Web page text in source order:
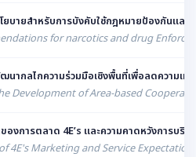
ยบายสำหรับการบังคับใช้กฎหมายป้องกันและ
for narcotics and drug
นากลไกความร่วมมือเชิงพื้นที่เพื่อลดความเห
Development of Area-based
งการตลาด 4E’s และความคาดหวังการบริก
4E's Marketing and Service